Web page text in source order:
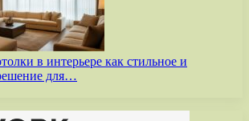
в интерьере как стильное и
для…